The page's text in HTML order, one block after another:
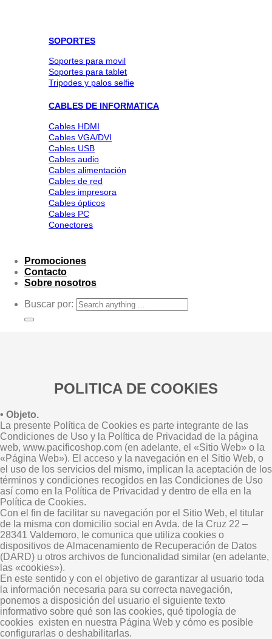
SOPORTES
Soportes para movil
Soportes para tablet
Tripodes y palos selfie
CABLES DE INFORMATICA
Cables HDMI
Cables VGA/DVI
Cables USB
Cables audio
Cables alimentación
Cables de red
Cables impresora
Cables ópticos
Cables PC
Conectores
Promociones
Contacto
Sobre nosotros
Buscar por:
POLITICA DE COOKIES
• Objeto.
La presente Política de Cookies es parte integrante de las
Condiciones de Uso y la Política de Privacidad de la página
web, www.pacificoshop.com (en adelante, el «Sitio Web» o la
«Página Web»). El acceso y la navegación en el Sitio Web, o
el uso de los servicios del mismo, implican la aceptación de los
términos y condiciones recogidos en las Condiciones de Uso
así como en la Política de Privacidad y dentro de ella en la
Política de Cookies.
Con el fin de facilitar su navegación por el Sitio Web, el titular
de la misma con domicilio social en Avda. de la Cruz 22 –
28341 Valdemoro, le comunica que utiliza cookies o
dispositivos de Almacenamiento de Recuperación de Datos
(DARD) u otros archivos de funcionalidad similar (en adelante,
las «cookies»).
En este sentido y con el objetivo de garantizar al usuario toda
la información necesaria para su correcta navegación,
ponemos a disposición del usuario el siguiente texto
informativo sobre qué son las cookies, qué tipología de
cookies existen en nuestra Página Web y cómo es posible
configurarlas o deshabilitarlas.